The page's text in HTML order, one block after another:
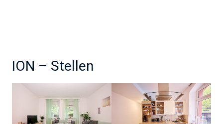
ION – Stellen